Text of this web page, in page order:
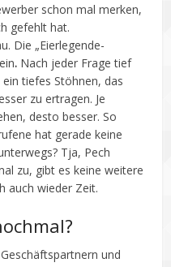
schon mal merken,
gefehlt hat.
Die „Eierlegende-
. Nach jeder Frage tief
tiefes Stöhnen, das
zu ertragen. Je
desto besser. So
hat gerade keine
Tja, Pech
zu, gibt es keine weitere
auch wieder Zeit.
und